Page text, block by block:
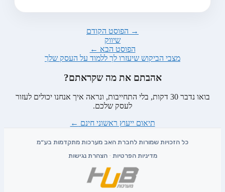
→ הפוסט הקודם
שיווק
הפוסט הבא ←
מצבי הביקוש שיעזרו לך ללמוד על העסק שלך
אהבתם את מה שקראתם?
בואו נדבר 30 דקות, בלי התחייבות, ונראה איך אנחנו יכולים לעזור
לעסק שלכם.
תיאום ייעוץ ראשוני חינם ←
מדיניות הפרטיות ·הצהרת נגישות